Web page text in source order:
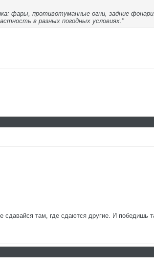
фары, противотуманные огни, задние
в разных погодных условиях."
сдавайся там, где сдаются другие. И победишь